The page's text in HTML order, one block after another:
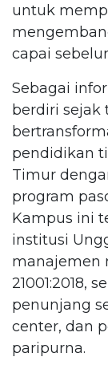
untuk
capai
Sebagai
berdiri sejak
pendidikan
Timur
program
Kampus ini
institusi
manajemen
21001:2018,
penunjang
center, dan
paripurna.